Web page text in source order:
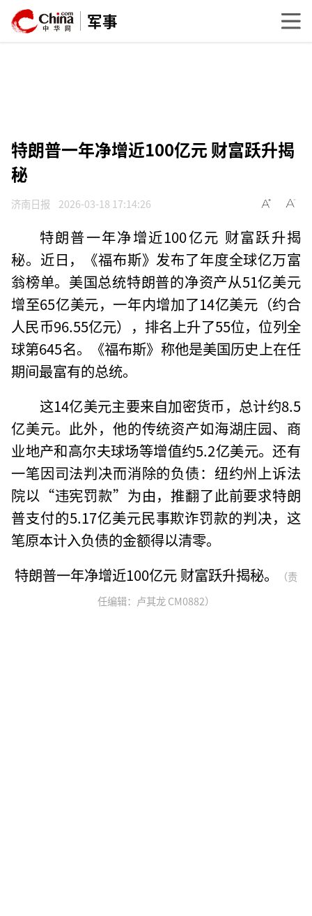
军事
特朗普一年净增近100亿元 财富跃升揭
秘
济南日报 2026-03-18 17:14:26
特朗普一年净增近100亿元 财富跃升揭
秘。近日，《福布斯》发布了年度全球亿万富
翁榜单。美国总统特朗普的净资产从51亿美元
增至65亿美元，一年内增加了14亿美元（约合
人民币96.55亿元），排名上升了55位，位列全
球第645名。《福布斯》称他是美国历史上在任
期间最富有的总统。
这14亿美元主要来自加密货币，总计约8.5
亿美元。此外，他的传统资产如海湖庄园、商
业地产和高尔夫球场等增值约5.2亿美元。还有
一笔因司法判决而消除的负债：纽约州上诉法
院以“违宪罚款”为由，推翻了此前要求特朗
普支付的5.17亿美元民事欺诈罚款的判决，这
笔原本计入负债的金额得以清零。
特朗普一年净增近100亿元 财富跃升揭秘。
（责
任编辑：卢其龙 CM0882）